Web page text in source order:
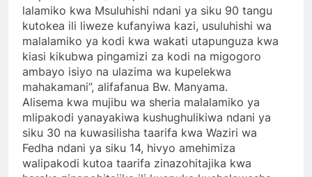
lalamiko kwa Msuluhishi ndani ya siku 90 tangu
kutokea ili liweze kufanyiwa kazi, usuluhishi wa
malalamiko ya kodi kwa wakati utapunguza kwa
kiasi kikubwa pingamizi za kodi na migogoro
ambayo isiyo na ulazima wa kupelekwa
mahakamani’’, alifafanua Bw. Manyama.
Alisema kwa mujibu wa sheria malalamiko ya
mlipakodi yanayakiwa kushughulikiwa ndani ya
siku 30 na kuwasilisha taarifa kwa Waziri wa
Fedha ndani ya siku 14, hivyo amehimiza
walipakodi kutoa taarifa zinazohitajika kwa